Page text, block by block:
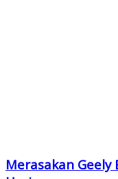
Merasakan Geely